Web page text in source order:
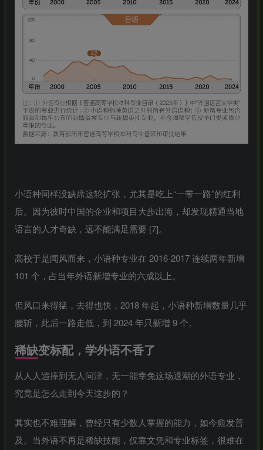
小语种同样没缺席这轮扩张，尤其是吃上“一带一路”的红利
后。因为彼时中国的企业和项目大步出海，却发现精通当地
语言的人才奇缺，远不能满足需要 [7]。
高校于是闻风而来，小语种专业在 2016-2017 连续两年新增
101 个，占当年外语新增专业的六成以上。
但风口来得猛，去得也快，2018 年起，小语种新增数量几乎
腰斩，此后一路走低，到 2024 年只新增 9 个。
稀缺变标配，学外语不香了
从人人追捧到无人问津，无一能幸免这场退潮的外语专业，
究竟是怎么走到今天这步的？
其实也不难理解，曾经只有少数人掌握的能力，如今愈发普
及。当外语不再是稀缺技能，仅靠文凭和专业标签，很难在